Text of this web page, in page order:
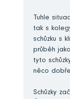
Tuhle
tak s
schůzku s
průběh
tyto
něco
Schůzky